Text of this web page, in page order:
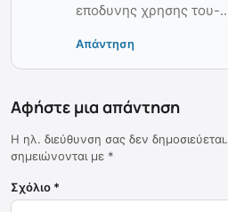
εποδυνης χρησης του-..
Απάντηση
Αφήστε μια απάντηση
Η ηλ. διεύθυνση σας δεν δημοσιεύεται.
σημειώνονται με *
Σχόλιο *